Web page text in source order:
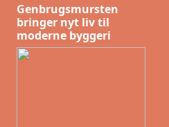
Genbrugsmursten
bringer nyt liv til
moderne byggeri